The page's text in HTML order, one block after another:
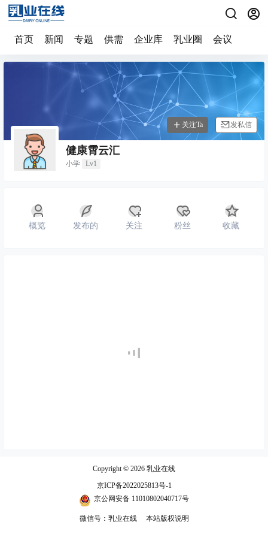
首页 新闻 专题 供需 企业库 乳业圈 会议
健康霄云汇
小学 Lv1
关注Ta 发私信
概览 发布的 关注 粉丝 收藏
Copyright © 2026 乳业在线
京ICP备2022025813号-1
京公网安备 11010802040717号
微信号：乳业在线 本站版权说明